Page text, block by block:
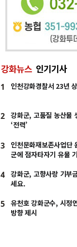
강화뉴스 인기기사
1 인천강화경찰서 23년
2
강화군, 고품질 농산물
‘전력’
3
인천문화재보존사업단
군에 점자타자기 유물
4
강화군, 고향사랑 기부
세요.
5
유천호 강화군수, 시정
방향 제시